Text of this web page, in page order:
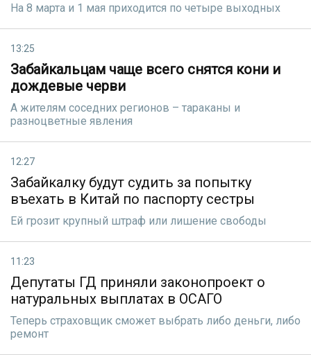
На 8 марта и 1 мая приходится по четыре выходных
13:25
Забайкальцам чаще всего снятся кони и
дождевые черви
А жителям соседних регионов – тараканы и
разноцветные явления
12:27
Забайкалку будут судить за попытку
въехать в Китай по паспорту сестры
Ей грозит крупный штраф или лишение свободы
11:23
Депутаты ГД приняли законопроект о
натуральных выплатах в ОСАГО
Теперь страховщик сможет выбрать либо деньги, либо
ремонт